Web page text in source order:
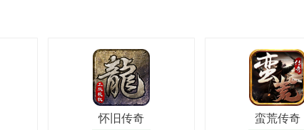
怀旧传奇 蛮荒传奇